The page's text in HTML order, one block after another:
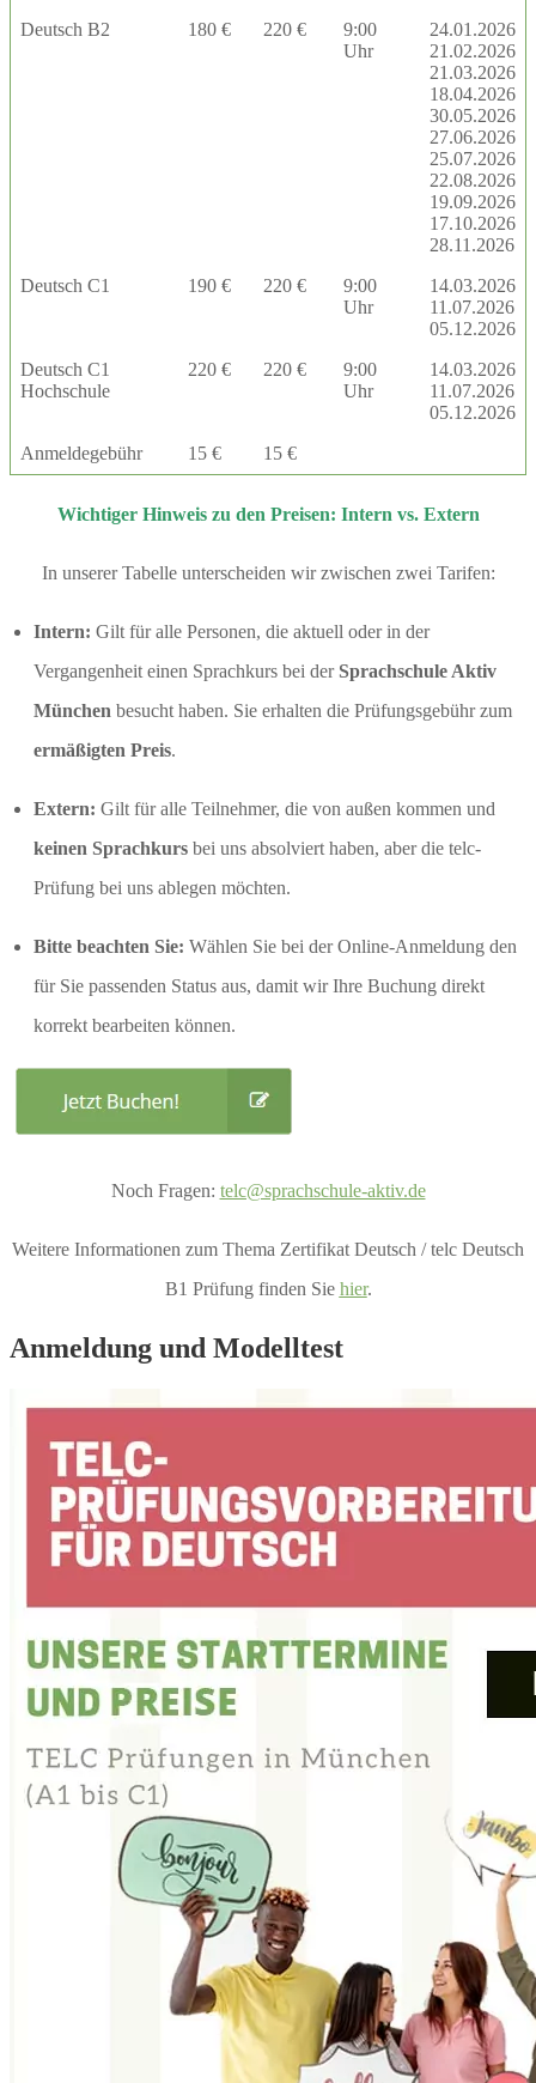
Deutsch B2 180 € 220 €
9:00
Uhr
24.01.2026
21.02.2026
21.03.2026
18.04.2026
30.05.2026
27.06.2026
25.07.2026
22.08.2026
19.09.2026
17.10.2026
28.11.2026
Deutsch C1
190 € 220 €
9:00
Uhr
14.03.2026
11.07.2026
05.12.2026
Deutsch C1
Hochschule
220 € 220 €
9:00
Uhr
14.03.2026
11.07.2026
05.12.2026
Anmeldegebühr
15 € 15 €
Wichtiger Hinweis zu den Preisen: Intern vs. Extern
In unserer Tabelle unterscheiden wir zwischen zwei Tarifen:
Intern: Gilt für alle Personen, die aktuell oder in der
Vergangenheit einen Sprachkurs bei der Sprachschule Aktiv
München besucht haben. Sie erhalten die Prüfungsgebühr zum
ermäßigten Preis.
Extern: Gilt für alle Teilnehmer, die von außen kommen und
keinen Sprachkurs bei uns absolviert haben, aber die telc-
Prüfung bei uns ablegen möchten.
Bitte beachten Sie: Wählen Sie bei der Online-Anmeldung den
für Sie passenden Status aus, damit wir Ihre Buchung direkt
korrekt bearbeiten können.
Noch Fragen: telc@sprachschule-aktiv.de
Weitere Informationen zum Thema Zertifikat Deutsch / telc Deutsch
B1 Prüfung finden Sie hier.
Anmeldung und Modelltest